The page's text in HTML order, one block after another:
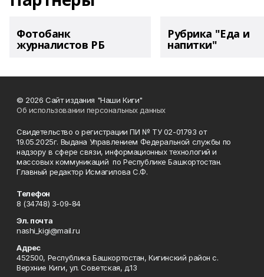
Фотобанк
журналистов РБ
Рубрика "Еда и
напитки"
© 2026 Сайт издания "Наши Киги"
Об использовании персональных данных
Свидетельство о регистрации ПИ № ТУ 02-01793 от
19.05.2025г. Выдана Управлением Федеральной службы по
надзору в сфере связи, информационных технологий и
массовых коммуникаций по Республике Башкортостан.
Главный редактор Исмагилова С.Ф.
Телефон
8 (34748) 3-09-84
Эл. почта
nashi_kigi@mail.ru
Адрес
452500, Республика Башкортостан, Кигинский район с.
Верхние Киги, ул. Советская, д.13